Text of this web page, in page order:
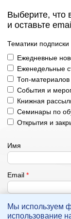
Выберите, что
и оставьте
Тематики подписки
Ежедневные
Еженедельные
Топ-
События и
Книжная
Семинары по
Открытия и
Имя
Email *
Мы используем
использование